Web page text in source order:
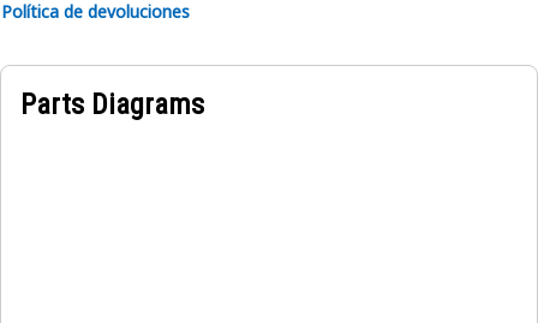
Política de devoluciones
Parts Diagrams